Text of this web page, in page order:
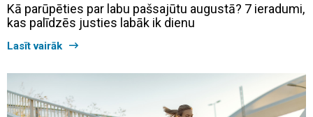
Kā parūpēties par labu pašsajūtu augustā? 7 ieradumi,
kas palīdzēs justies labāk ik dienu
Lasīt vairāk